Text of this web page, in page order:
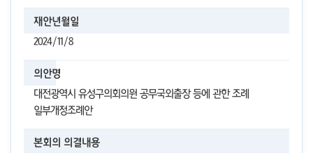
재안년월일
2024/11/8
의안명
대전광역시 유성구의회의원 공무국외출장 등에 관한 조례
일부개정조례안
본회의 의결내용